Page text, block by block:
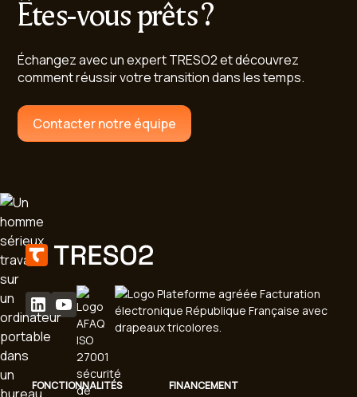
Êtes-vous prêts ?
Échangez avec un expert TRESO2 et découvrez
comment réussir votre transition dans les temps.
Contacter notre équipe
FONCTIONNALITÉS
FINANCEMENT